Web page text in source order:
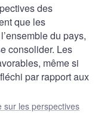
des
que les
du pays,
consolider. Les
même si
par rapport aux
sur les perspectives